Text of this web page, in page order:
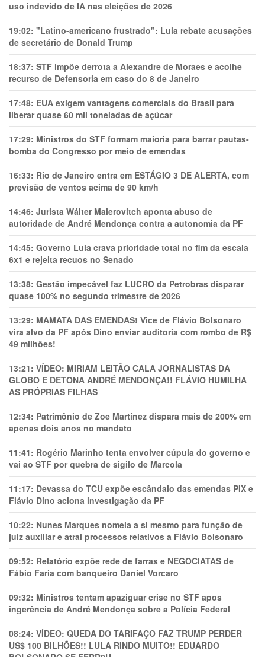
uso indevido de IA nas eleições de 2026
19:02: "Latino-americano frustrado": Lula rebate acusações
de secretário de Donald Trump
18:37: STF impõe derrota a Alexandre de Moraes e acolhe
recurso de Defensoria em caso do 8 de Janeiro
17:48: EUA exigem vantagens comerciais do Brasil para
liberar quase 60 mil toneladas de açúcar
17:29: Ministros do STF formam maioria para barrar pautas-
bomba do Congresso por meio de emendas
16:33: Rio de Janeiro entra em ESTÁGIO 3 DE ALERTA, com
previsão de ventos acima de 90 km/h
14:46: Jurista Wálter Maierovitch aponta abuso de
autoridade de André Mendonça contra a autonomia da PF
14:45: Governo Lula crava prioridade total no fim da escala
6x1 e rejeita recuos no Senado
13:38: Gestão impecável faz LUCRO da Petrobras disparar
quase 100% no segundo trimestre de 2026
13:29: MAMATA DAS EMENDAS! Vice de Flávio Bolsonaro
vira alvo da PF após Dino enviar auditoria com rombo de R$
49 milhões!
13:21: VÍDEO: MIRIAM LEITÃO CALA JORNALISTAS DA
GLOBO E DETONA ANDRÉ MENDONÇA!! FLÁVIO HUMILHA
AS PRÓPRIAS FILHAS
12:34: Patrimônio de Zoe Martínez dispara mais de 200% em
apenas dois anos no mandato
11:41: Rogério Marinho tenta envolver cúpula do governo e
vai ao STF por quebra de sigilo de Marcola
11:17: Devassa do TCU expõe escândalo das emendas PIX e
Flávio Dino aciona investigação da PF
10:22: Nunes Marques nomeia a si mesmo para função de
juiz auxiliar e atrai processos relativos a Flávio Bolsonaro
09:52: Relatório expõe rede de farras e NEGOCIATAS de
Fábio Faria com banqueiro Daniel Vorcaro
09:32: Ministros tentam apaziguar crise no STF apos
ingerência de André Mendonça sobre a Polícia Federal
08:24: VÍDEO: QUEDA DO TARIFAÇO FAZ TRUMP PERDER
US$ 100 BILHÕES!! LULA RINDO MUITO!! EDUARDO